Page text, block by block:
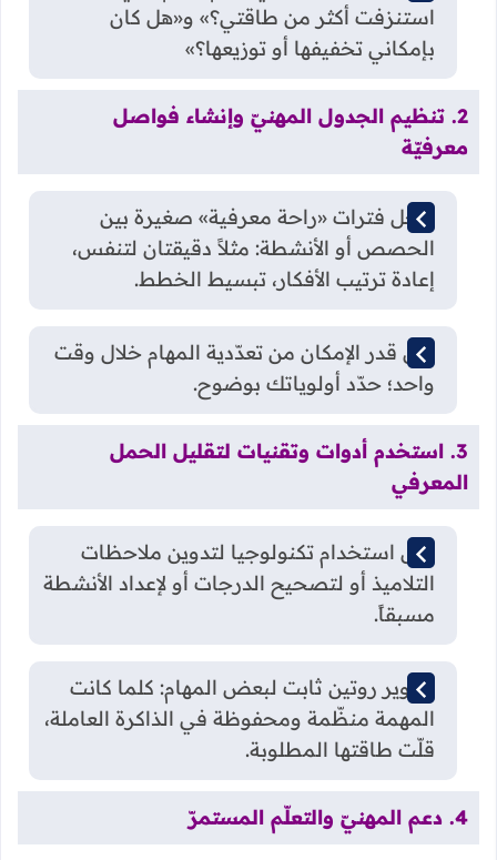
استنزفت أكثر من طاقتي؟» و«هل كان
بإمكاني تخفيفها أو توزيعها؟»
2. تنظيم الجدول المهنيّ وإنشاء فواصل
معرفيّة
ادخل فترات «راحة معرفية» صغيرة بين
الحصص أو الأنشطة: مثلاً دقيقتان لتنفس،
إعادة ترتيب الأفكار، تبسيط الخطط.
قلّل قدر الإمكان من تعدّدية المهام خلال وقت
واحد؛ حدّد أولوياتك بوضوح.
3. استخدم أدوات وتقنيات لتقليل الحمل
المعرفي
مثل استخدام تكنولوجيا لتدوين ملاحظات
التلاميذ أو لتصحيح الدرجات أو لإعداد الأنشطة
مسبقاً.
تطوير روتين ثابت لبعض المهام: كلما كانت
المهمة منظّمة ومحفوظة في الذاكرة العاملة،
قلّت طاقتها المطلوبة.
4. دعم المهنيّ والتعلّم المستمرّ